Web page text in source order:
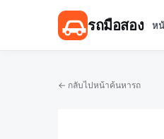
รถมือสอง ห
← กลับไปหน้าค้นหารถ